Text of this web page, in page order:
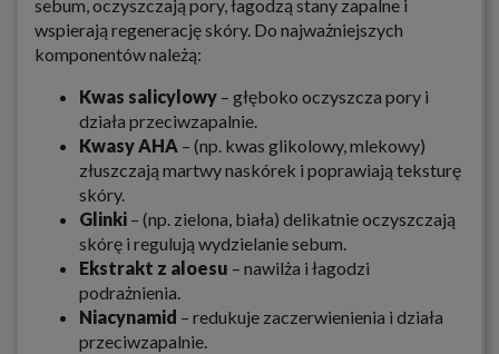
sebum, oczyszczają pory, łagodzą stany zapalne i
wspierają regenerację skóry. Do najważniejszych
komponentów należą:
Kwas salicylowy – głęboko oczyszcza pory i
działa przeciwzapalnie.
Kwasy AHA – (np. kwas glikolowy, mlekowy)
złuszczają martwy naskórek i poprawiają teksturę
skóry.
Glinki – (np. zielona, biała) delikatnie oczyszczają
skórę i regulują wydzielanie sebum.
Ekstrakt z aloesu – nawilża i łagodzi
podrażnienia.
Niacynamid – redukuje zaczerwienienia i działa
przeciwzapalnie.